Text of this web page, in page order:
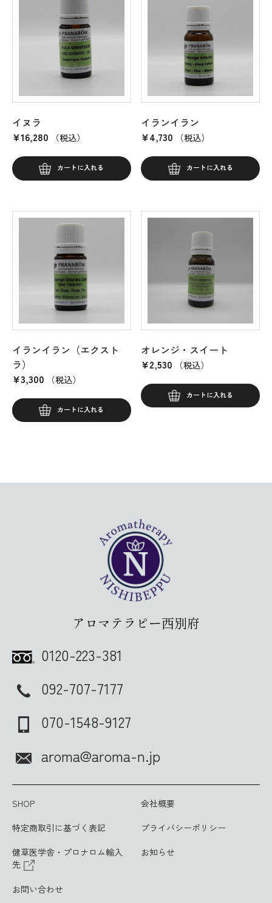
イヌラ
¥16,280 （税込）
カートに入れる
イランイラン
¥4,730 （税込）
カートに入れる
イランイラン（エクスト
ラ）
¥3,300 （税込）
カートに入れる
オレンジ・スイート
¥2,530 （税込）
カートに入れる
アロマテラピー西別府
0120-223-381
092-707-7177
070-1548-9127
aroma@aroma-n.jp
SHOP
会社概要
特定商取引に基づく表記
プライバシーポリシー
健草医学舎・プロナロム輸入
先
お知らせ
お問い合わせ